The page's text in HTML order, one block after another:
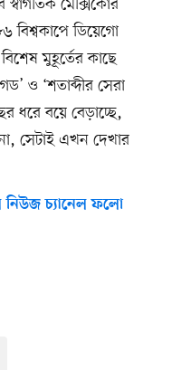
মেক্সিকোর
বিশ্বকাপে ডিয়েগো
মুহূর্তের কাছে
ও ‘শতাব্দীর সেরা
ধরে বয়ে বেড়াচ্ছে,
সেটাই এখন দেখার
চ্যানেল ফলো